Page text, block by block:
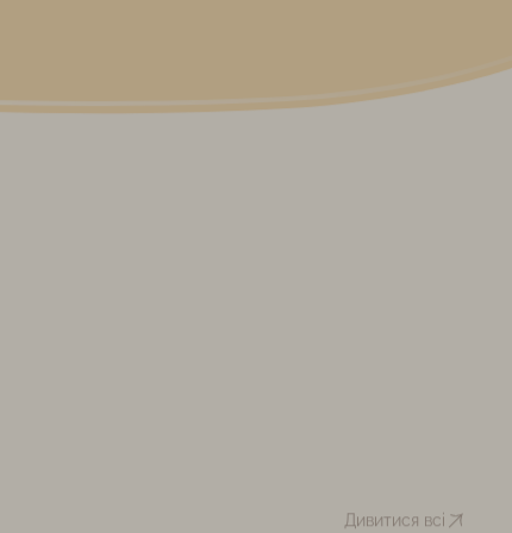
Дивитися всі